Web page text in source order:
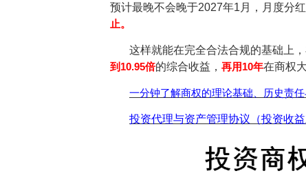
预计最晚不会晚于2027年1月，月度分
止。
这样就能在完全合法合规的基础上
到10.95倍的综合收益， 再用10年在商权
一分钟了解商权的理论基础、历史责
投资代理与资产管理协议（投资收